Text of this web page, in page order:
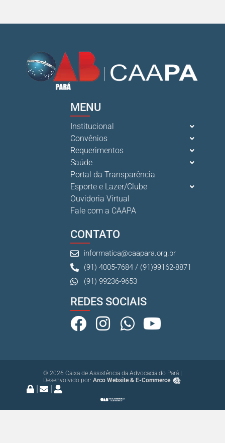
MENU
Institucional
Convênios
Requerimentos
Saúde
Portal da Transparência
Esporte e Lazer/Clube
Ouvidoria Virtual
Fale com a CAAPA
CONTATO
informatica@caapara.org.br
(91) 4005-7684 / (91)99162-8871
(91) 99236-9653
REDES SOCIAIS
© 2026 Caixa de Assistência da Advocacia do Pará |
Desenvolvido por: Arco Website & E-Commerce